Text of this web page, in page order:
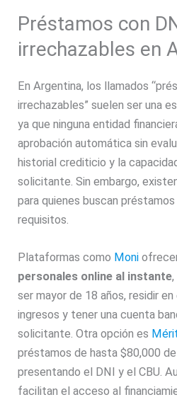
Préstamos con
irrechazables en
En Argentina, los llamados
irrechazables” suelen ser una
ya que ninguna entidad
aprobación automática sin
historial crediticio y la
solicitante. Sin embargo,
para quienes buscan
requisitos.
Plataformas como Moni
personales online al instante
ser mayor de 18 años, residir
ingresos y tener una cuenta
solicitante. Otra opción es
préstamos de hasta $80,000
presentando el DNI y el CBU.
facilitan el acceso al